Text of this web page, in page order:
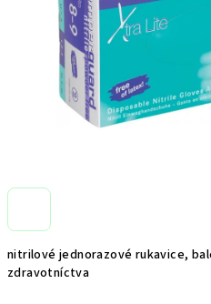
nitrilové jednorazové rukavice,
zdravotníctva